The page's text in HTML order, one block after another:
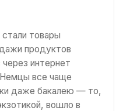
товары
продуктов
через интернет
Немцы все чаще
даже бакалею — то,
вошло в